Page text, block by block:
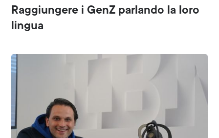
Raggiungere i GenZ parlando la loro
lingua